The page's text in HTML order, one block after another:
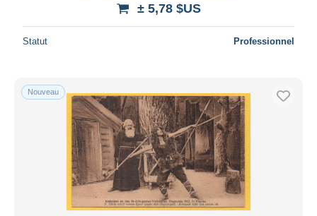
± 5,78 $US
Statut Professionnel
Nouveau